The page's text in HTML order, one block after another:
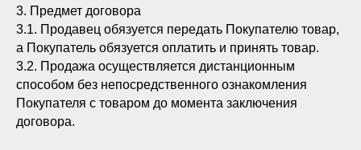
3. Предмет договора
3.1. Продавец обязуется передать Покупателю товар,
а Покупатель обязуется оплатить и принять товар.
3.2. Продажа осуществляется дистанционным
способом без непосредственного ознакомления
Покупателя с товаром до момента заключения
договора.